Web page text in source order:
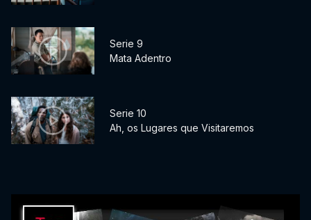
Serie 9
Mata Adentro
Serie 10
Ah, os Lugares que Visitaremos